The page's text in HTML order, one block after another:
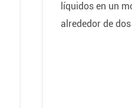
líquidos en un
alrededor de